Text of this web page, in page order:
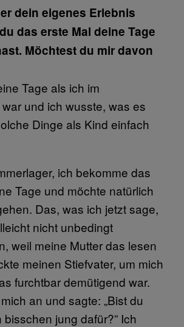
dein eigenes Erlebnis
das erste Mal deine Tage
Möchtest du mir davon
Tage als ich im
und ich wusste, was es
Dinge als Kind einfach
ich bekomme das
Tage und möchte natürlich
Das, was ich jetzt sage,
nicht unbedingt
weil meine Mutter das lesen
meinen Stiefvater, um mich
furchtbar demütigend war.
an und sagte: „Bist du
jung dafür?” Ich